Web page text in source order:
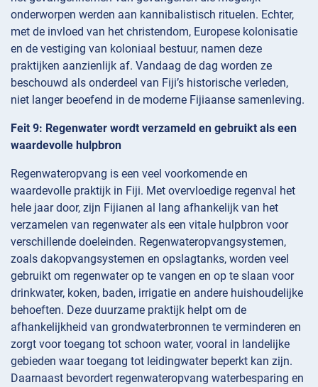
onderworpen werden aan kannibalistisch rituelen. Echter,
met de invloed van het christendom, Europese kolonisatie
en de vestiging van koloniaal bestuur, namen deze
praktijken aanzienlijk af. Vandaag de dag worden ze
beschouwd als onderdeel van Fiji’s historische verleden,
niet langer beoefend in de moderne Fijiaanse samenleving.
Feit 9: Regenwater wordt verzameld en gebruikt als een
waardevolle hulpbron
Regenwateropvang is een veel voorkomende en
waardevolle praktijk in Fiji. Met overvloedige regenval het
hele jaar door, zijn Fijianen al lang afhankelijk van het
verzamelen van regenwater als een vitale hulpbron voor
verschillende doeleinden. Regenwateropvangsystemen,
zoals dakopvangsystemen en opslagtanks, worden veel
gebruikt om regenwater op te vangen en op te slaan voor
drinkwater, koken, baden, irrigatie en andere huishoudelijke
behoeften. Deze duurzame praktijk helpt om de
afhankelijkheid van grondwaterbronnen te verminderen en
zorgt voor toegang tot schoon water, vooral in landelijke
gebieden waar toegang tot leidingwater beperkt kan zijn.
Daarnaast bevordert regenwateropvang waterbesparing en